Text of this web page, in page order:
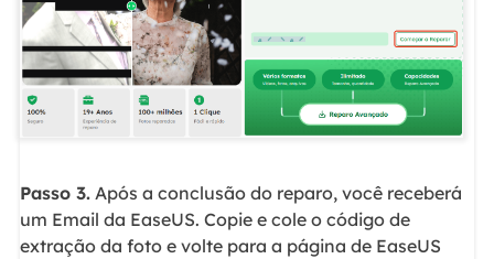
Passo 3.Após a conclusão do reparo, você receberá
um Email da EaseUS. Copie e cole o código de
extração da foto e volte para a página de EaseUS